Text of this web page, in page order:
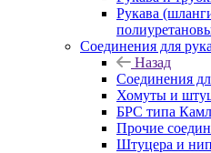
Рукава
Соединения для
Назад
Соединения
Хомуты и
БРС типа
Прочие
Штуцера и